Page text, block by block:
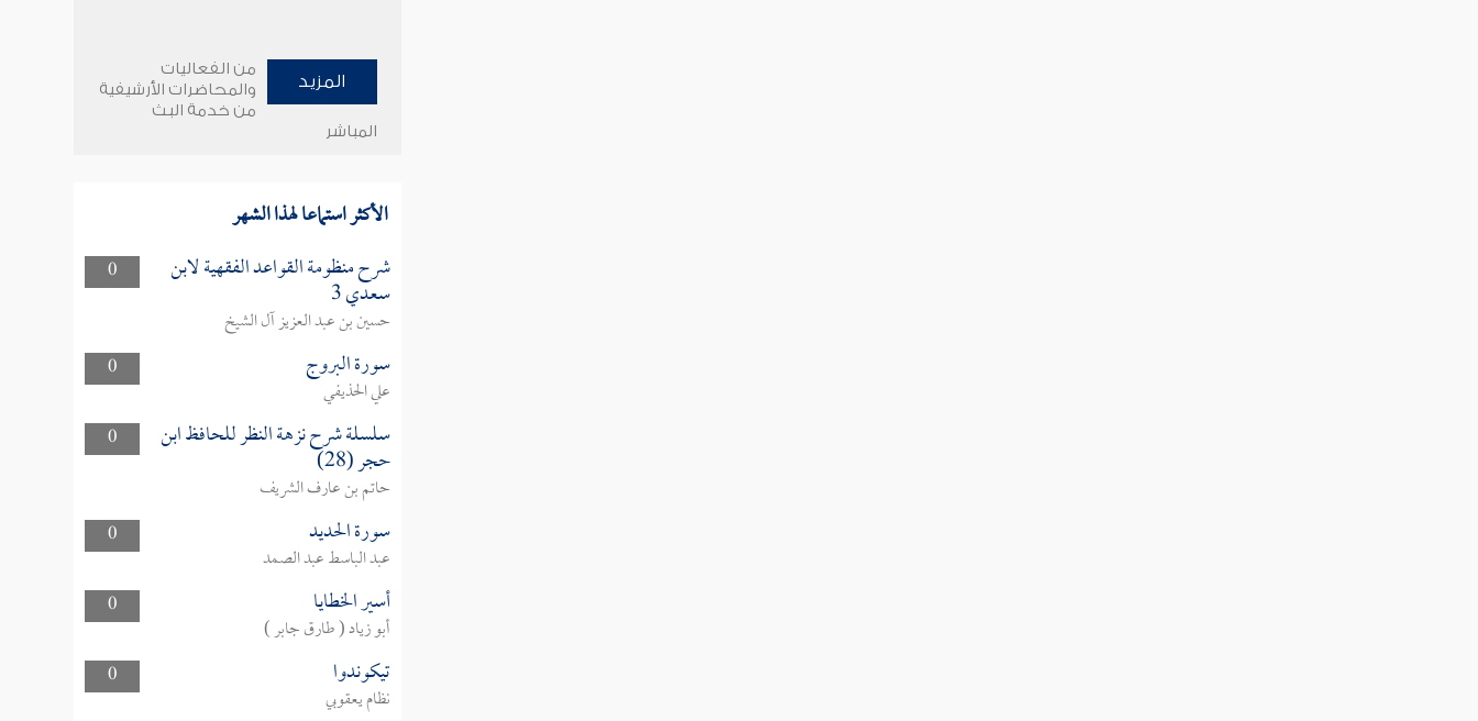
المزيد
من الفعاليات
والمحاضرات الأرشيفية
من خدمة البث
المباشر
الأكثر استماعا لهذا الشهر
0 شرح منظومة القواعد الفقهية لابن
سعدي 3
حسين بن عبد العزيز آل الشيخ
0
سورة البروج
علي الحذيفي
0
سلسلة شرح نزهة النظر للحافظ ابن
حجر (28)
حاتم بن عارف الشريف
0
سورة الحديد
عبد الباسط عبد الصمد
0
أسير الخطايا
أبو زياد ( طارق جابر )
0
تيكوندوا
نظام يعقوبي